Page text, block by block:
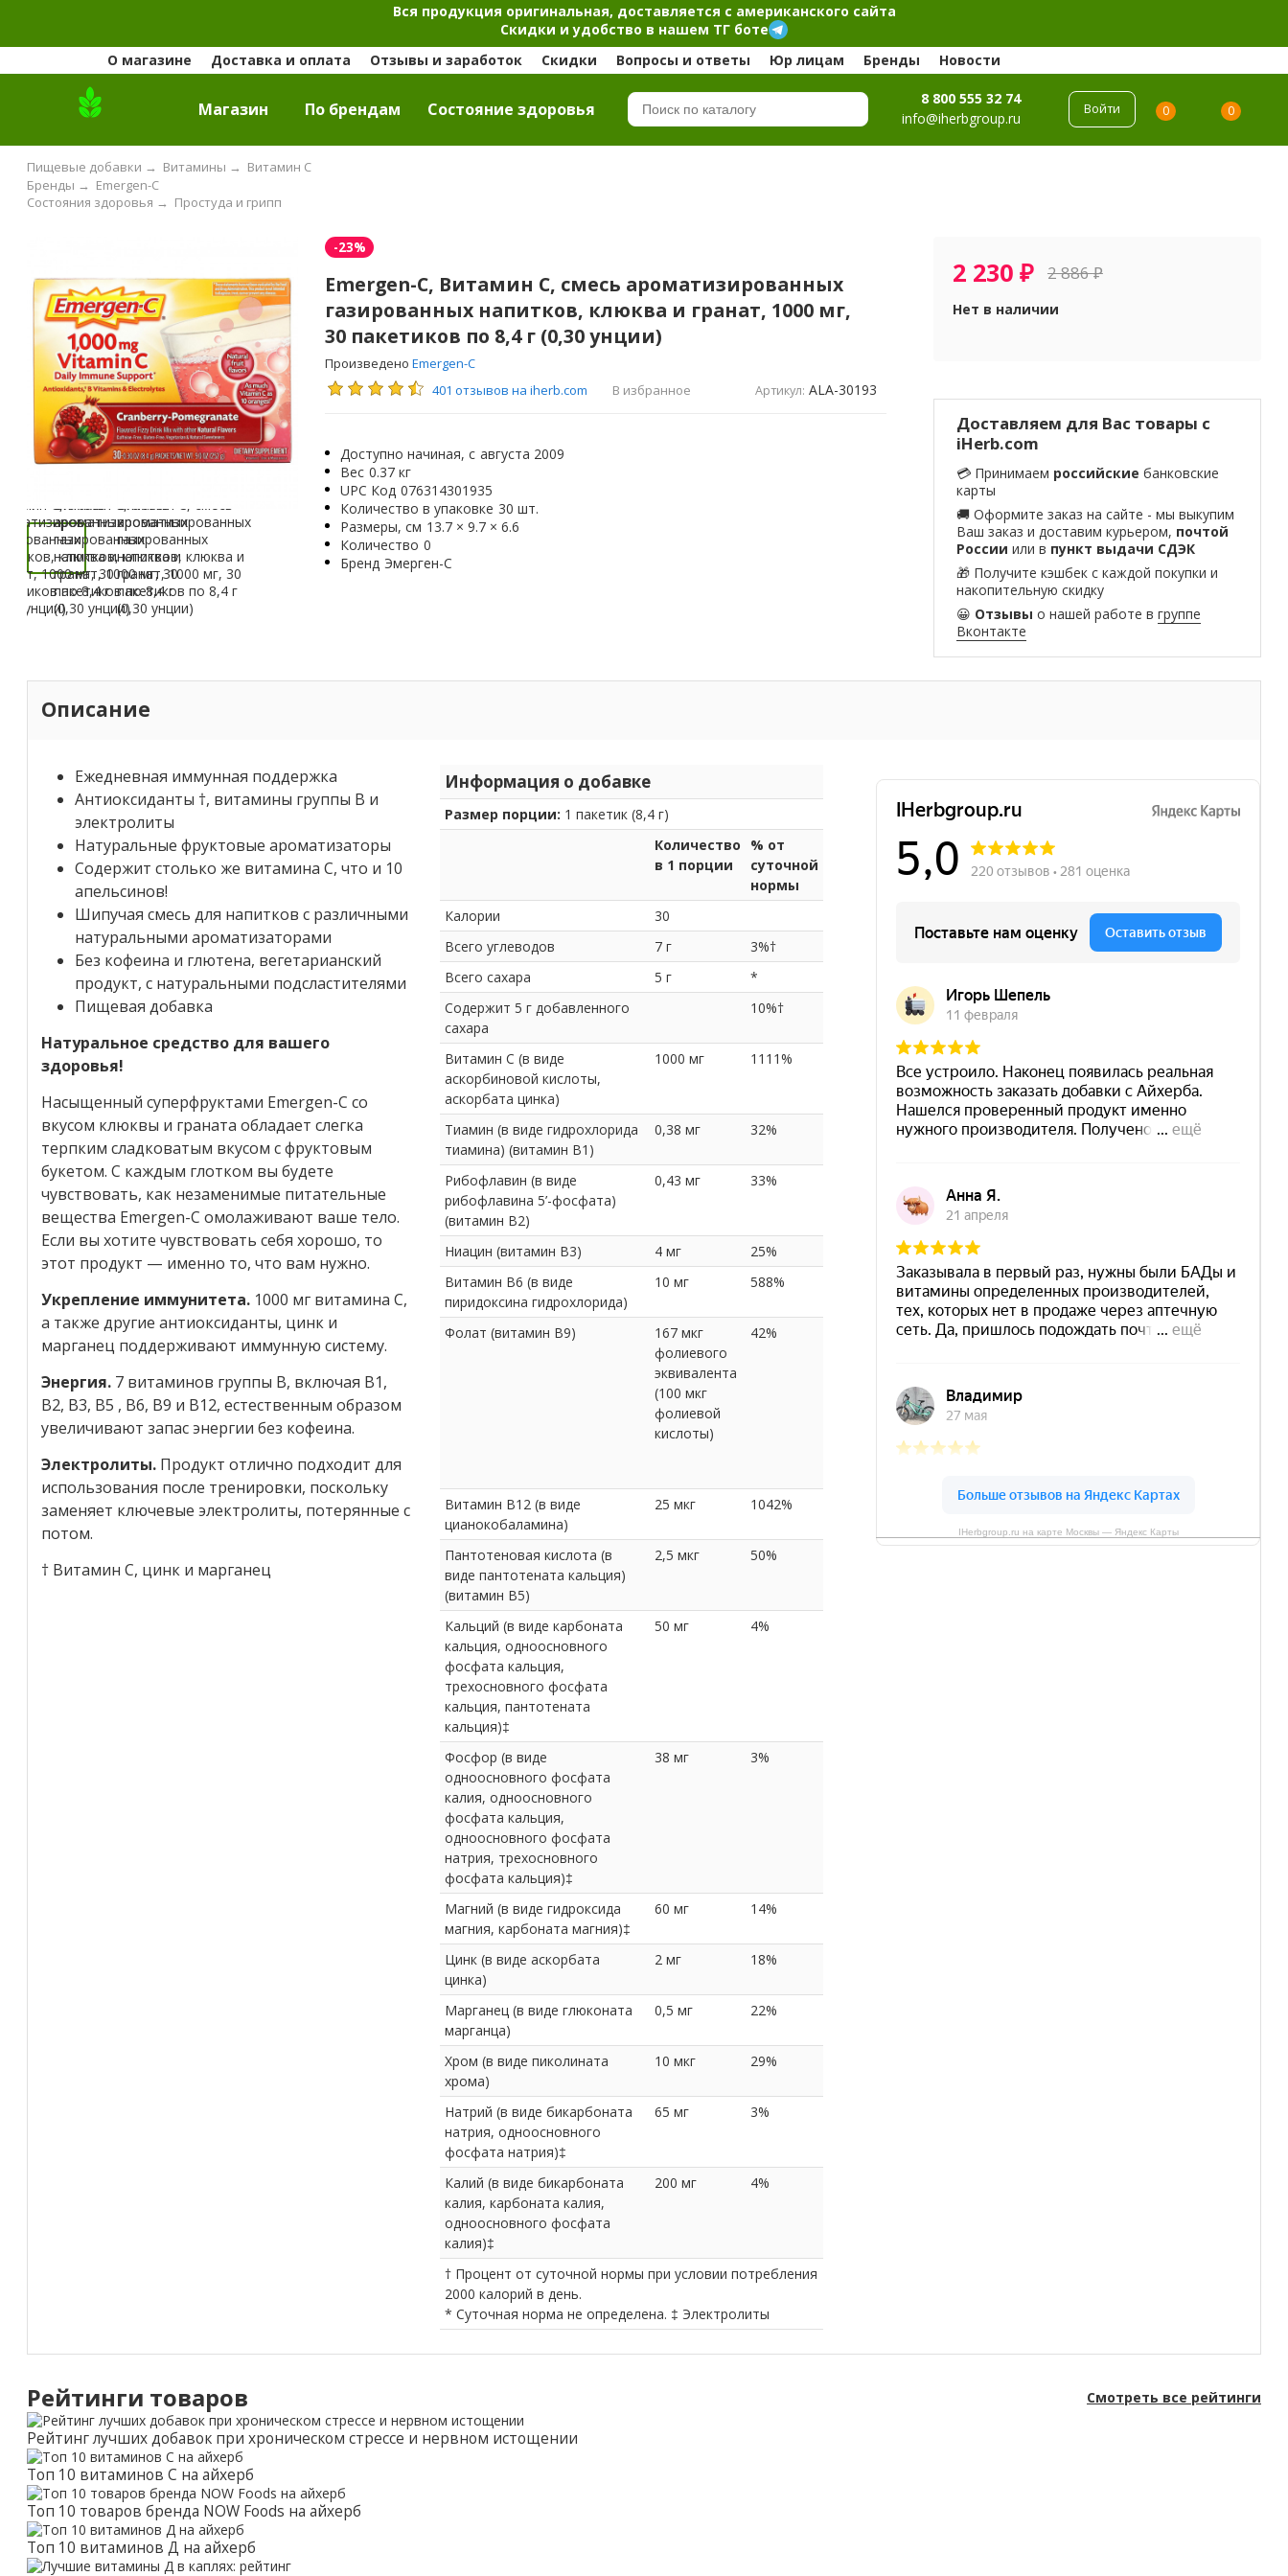
Вся продукция оригинальная, доставляется с американского сайта
Скидки и удобство в нашем ТГ боте
О магазине
Доставка и оплата Отзывы и заработок Скидки Вопросы и ответы Юр лицам Бренды Новости
Магазин По брендам Cостояние здоровья
8 800 555 32 74
info@iherbgroup.ru
Войти 0 0
Пищевые добавки → Витамины → Витамин С
Emergen-C
Бренды →
Простуда и грипп
Состояния здоровья →
-23%
Emergen-C, Витамин C, смесь ароматизированных
газированных напитков, клюква и гранат, 1000 мг,
30 пакетиков по 8,4 г (0,30 унции)
ПроизведеноEmergen-C
401 отзывов на iherb.com
В избранное Артикул: ALA-30193
Доступно начиная, с августа 2009
Вес 0.37 кг
UPC Код 076314301935
Количество в упаковке 30 шт.
Размеры, см 13.7 × 9.7 × 6.6
Количество 0
Бренд Эмерген-С
2 230 ₽ 2 886₽
Нет в наличии
Доставляем для Вас товары с
iHerb.com
💳 Принимаем российские банковские
карты
🚚 Оформите заказ на сайте - мы выкупим
Ваш заказ и доставим курьером, почтой
России или в пункт выдачи СДЭК
🎁 Получите кэшбек с каждой покупки и
накопительную скидку
😀 Отзывы о нашей работе в группе
Вконтакте
Описание
Информация о добавке
Размер порции: 1 пакетик (8,4 г)
Количество
в 1 порции
% от
суточной
нормы
Калории
30
Всего углеводов
7 г
3%†
Всего сахара
5 г
*
Содержит 5 г добавленного
сахара
10%†
Витамин С (в виде
аскорбиновой кислоты,
аскорбата цинка)
1000 мг 1111%
Тиамин (в виде гидрохлорида
тиамина) (витамин В1)
0,38 мг 32%
Рибофлавин (в виде
рибофлавина 5’-фосфата)
(витамин В2)
0,43 мг 33%
Ниацин (витамин B3) 4 мг
25%
Витамин В6 (в виде
пиридоксина гидрохлорида)
10 мг 588%
Фолат (витамин В9)
167 мкг
фолиевого
эквивалента
(100 мкг
фолиевой
кислоты)
42%
Витамин В12 (в виде
цианокобаламина)
25 мкг 1042%
Пантотеновая кислота (в
виде пантотената кальция)
(витамин В5)
2,5 мкг 50%
Кальций (в виде карбоната
кальция, одноосновного
фосфата кальция,
трехосновного фосфата
кальция, пантотената
кальция)‡
50 мг 4%
Фосфор (в виде
одноосновного фосфата
калия, одноосновного
фосфата кальция,
одноосновного фосфата
натрия, трехосновного
фосфата кальция)‡
38 мг 3%
Магний (в виде гидроксида
магния, карбоната магния)‡
60 мг 14%
Цинк (в виде аскорбата
цинка)
2 мг 18%
Марганец (в виде глюконата
марганца)
0,5 мг 22%
Хром (в виде пиколината
хрома)
10 мкг 29%
Натрий (в виде бикарбоната
натрия, одноосновного
фосфата натрия)‡
65 мг 3%
Калий (в виде бикарбоната
калия, карбоната калия,
одноосновного фосфата
калия)‡
200 мг 4%
† Процент от суточной нормы при условии потребления
2000 калорий в день.
* Суточная норма не определена. ‡ Электролиты
Ежедневная иммунная поддержка
Антиоксиданты †, витамины группы B и
электролиты
Натуральные фруктовые ароматизаторы
Содержит столько же витамина C, что и 10
апельсинов!
Шипучая смесь для напитков с различными
натуральными ароматизаторами
Без кофеина и глютена, вегетарианский
продукт, с натуральными подсластителями
Пищевая добавка
Натуральное средство для вашего
здоровья!
Насыщенный суперфруктами Emergen-C со
вкусом клюквы и граната обладает слегка
терпким сладковатым вкусом с фруктовым
букетом. С каждым глотком вы будете
чувствовать, как незаменимые питательные
вещества Emergen-C омолаживают ваше тело.
Если вы хотите чувствовать себя хорошо, то
этот продукт — именно то, что вам нужно.
Укрепление иммунитета. 1000 мг витамина С,
а также другие антиоксиданты, цинк и
марганец поддерживают иммунную систему.
Энергия. 7 витаминов группы В, включая B1,
B2, B3, B5 , B6, B9 и B12, естественным образом
увеличивают запас энергии без кофеина.
Электролиты. Продукт отлично подходит для
использования после тренировки, поскольку
заменяет ключевые электролиты, потерянные с
потом.
† Витамин С, цинк и марганец
IHerbgroup.ru на карте Москвы — Яндекс Карты
Рейтинги товаров Смотреть все рейтинги
Рейтинг лучших добавок при хроническом стрессе и нервном истощении
Топ 10 витаминов С на айхерб
Топ 10 товаров бренда NOW Foods на айхерб
Топ 10 витаминов Д на айхерб